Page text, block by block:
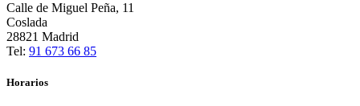
Calle de Miguel Peña, 11
Coslada
28821 Madrid
Tel: 91 673 66 85
Horarios